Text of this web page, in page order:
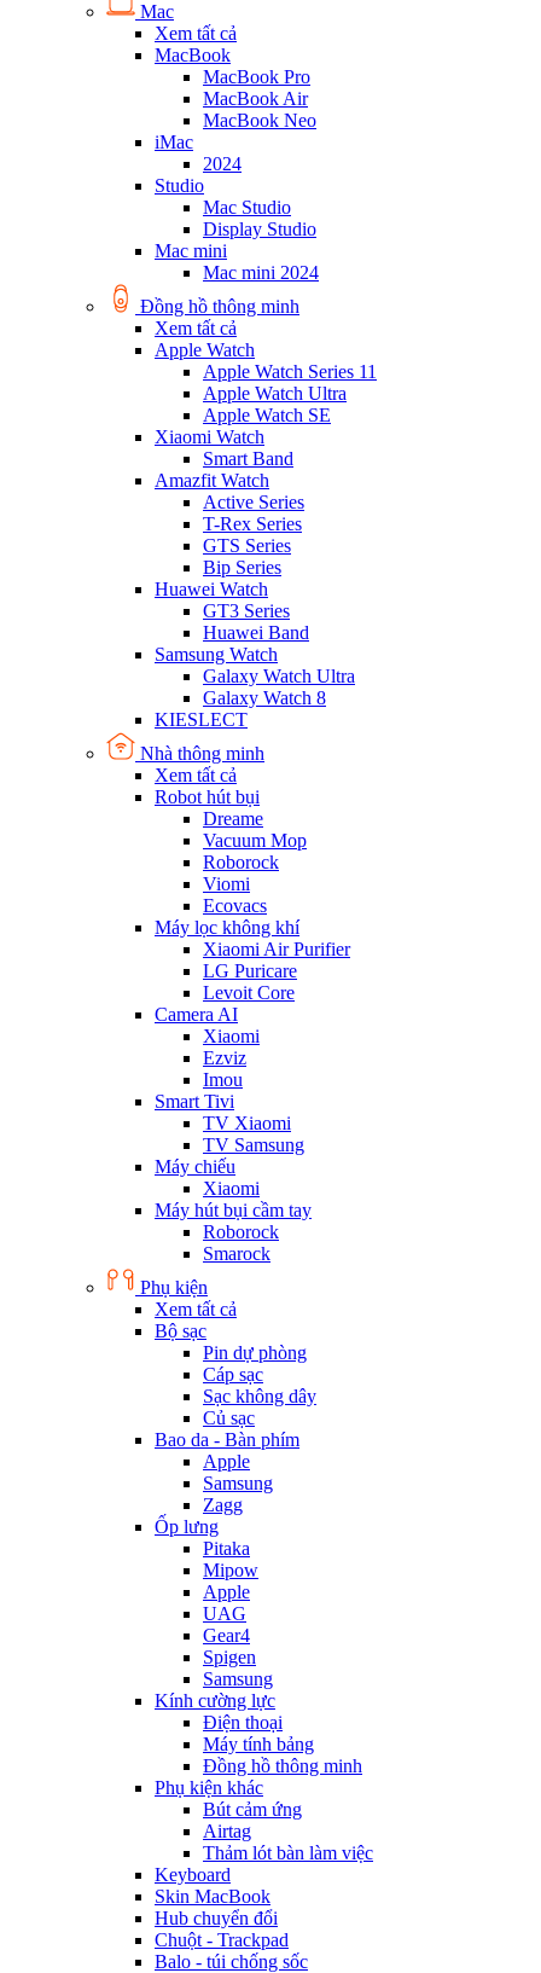
Mac
Xem tất cả
MacBook
MacBook Pro
MacBook Air
MacBook Neo
iMac
2024
Studio
Mac Studio
Display Studio
Mac mini
Mac mini 2024
Đồng hồ thông minh
Xem tất cả
Apple Watch
Apple Watch Series 11
Apple Watch Ultra
Apple Watch SE
Xiaomi Watch
Smart Band
Amazfit Watch
Active Series
T-Rex Series
GTS Series
Bip Series
Huawei Watch
GT3 Series
Huawei Band
Samsung Watch
Galaxy Watch Ultra
Galaxy Watch 8
KIESLECT
Nhà thông minh
Xem tất cả
Robot hút bụi
Dreame
Vacuum Mop
Roborock
Viomi
Ecovacs
Máy lọc không khí
Xiaomi Air Purifier
LG Puricare
Levoit Core
Camera AI
Xiaomi
Ezviz
Imou
Smart Tivi
TV Xiaomi
TV Samsung
Máy chiếu
Xiaomi
Máy hút bụi cầm tay
Roborock
Smarock
Phụ kiện
Xem tất cả
Bộ sạc
Pin dự phòng
Cáp sạc
Sạc không dây
Củ sạc
Bao da - Bàn phím
Apple
Samsung
Zagg
Ốp lưng
Pitaka
Mipow
Apple
UAG
Gear4
Spigen
Samsung
Kính cường lực
Điện thoại
Máy tính bảng
Đồng hồ thông minh
Phụ kiện khác
Bút cảm ứng
Airtag
Thảm lót bàn làm việc
Keyboard
Skin MacBook
Hub chuyển đổi
Chuột - Trackpad
Balo - túi chống sốc